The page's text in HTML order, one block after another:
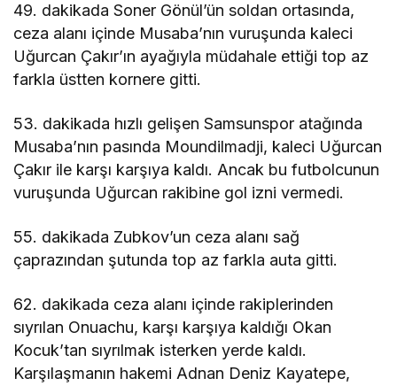
49. dakikada Soner Gönül’ün soldan ortasında,
ceza alanı içinde Musaba’nın vuruşunda kaleci
Uğurcan Çakır’ın ayağıyla müdahale ettiği top az
farkla üstten kornere gitti.
53. dakikada hızlı gelişen Samsunspor atağında
Musaba’nın pasında Moundilmadji, kaleci Uğurcan
Çakır ile karşı karşıya kaldı. Ancak bu futbolcunun
vuruşunda Uğurcan rakibine gol izni vermedi.
55. dakikada Zubkov’un ceza alanı sağ
çaprazından şutunda top az farkla auta gitti.
62. dakikada ceza alanı içinde rakiplerinden
sıyrılan Onuachu, karşı karşıya kaldığı Okan
Kocuk’tan sıyrılmak isterken yerde kaldı.
Karşılaşmanın hakemi Adnan Deniz Kayatepe,